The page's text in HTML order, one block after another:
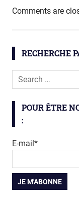
Comments are
RECHERCHE
POUR ÊTRE
:
E-mail*